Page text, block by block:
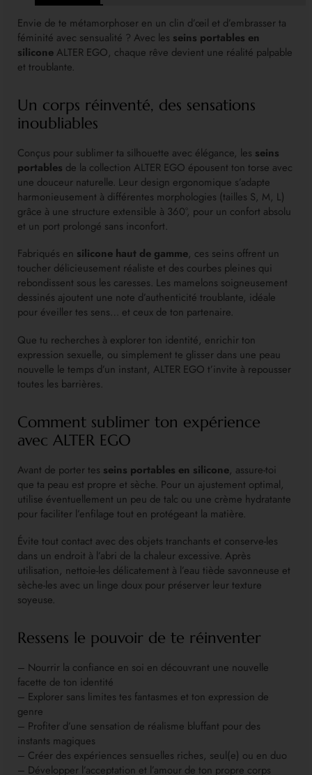
Envie de te métamorphoser en un clin d’œil et d’embrasser ta
féminité avec sensualité ? Avec les seins portables en
siliconeALTER EGO, chaque rêve devient une réalité palpable
et troublante.
Un corps réinventé, des sensations
inoubliables
Conçus pour sublimer ta silhouette avec élégance, les seins
portables de la collection ALTER EGO épousent ton torse avec
une douceur naturelle. Leur design ergonomique s’adapte
harmonieusement à différentes morphologies (tailles S, M, L)
grâce à une structure extensible à 360°, pour un confort absolu
et un port prolongé sans inconfort.
Fabriqués en silicone haut de gamme, ces seins offrent un
toucher délicieusement réaliste et des courbes pleines qui
rebondissent sous les caresses. Les mamelons soigneusement
dessinés ajoutent une note d’authenticité troublante, idéale
pour éveiller tes sens… et ceux de ton partenaire.
Que tu recherches à explorer ton identité, enrichir ton
expression sexuelle, ou simplement te glisser dans une peau
nouvelle le temps d’un instant, ALTER EGO t’invite à repousser
toutes les barrières.
Comment sublimer ton expérience
avec ALTER EGO
Avant de porter tes seins portables en silicone, assure-toi
que ta peau est propre et sèche. Pour un ajustement optimal,
utilise éventuellement un peu de talc ou une crème hydratante
pour faciliter l’enfilage tout en protégeant la matière.
Évite tout contact avec des objets tranchants et conserve-les
dans un endroit à l’abri de la chaleur excessive. Après
utilisation, nettoie-les délicatement à l’eau tiède savonneuse et
sèche-les avec un linge doux pour préserver leur texture
soyeuse.
Ressens le pouvoir de te réinventer
– Nourrir la confiance en soi en découvrant une nouvelle
facette de ton identité
– Explorer sans limites tes fantasmes et ton expression de
genre
– Profiter d’une sensation de réalisme bluffant pour des
instants magiques
– Créer des expériences sensuelles riches, seul(e) ou en duo
– Développer l’acceptation et l’amour de ton propre corps